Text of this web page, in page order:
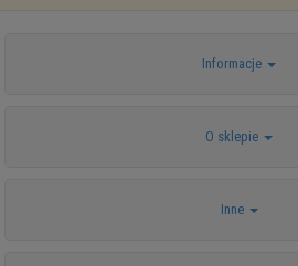
Informacje
O sklepie
Inne